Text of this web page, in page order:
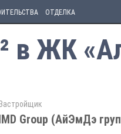
ОТДЕЛКА
в ЖК
Group (АйЭмДэ